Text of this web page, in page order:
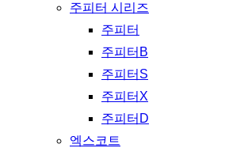
주피터 시리즈
주피터
주피터B
주피터S
주피터X
주피터D
엑스코트